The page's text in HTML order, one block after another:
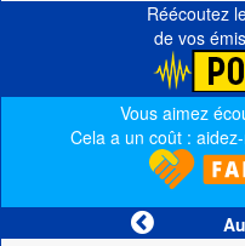
Réécoutez
de vos
Vous aimez
Cela a un coût :